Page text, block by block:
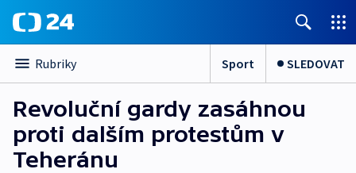
Rubriky Sport SLEDOVAT
Revoluční gardy zasáhnou
proti dalším protestům v
Teheránu